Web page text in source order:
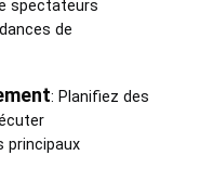
spectateurs
de
: Planifiez des
principaux